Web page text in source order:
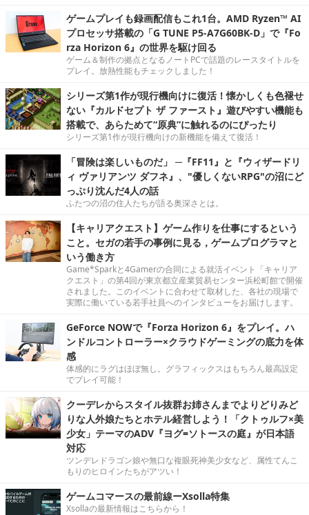
ゲームプレイも録画配信もこれ1台。AMD Ryzen™ AI
プロセッサ搭載の「G TUNE P5-A7G60BK-D」で『Fo
rza Horizon 6』の世界を駆け回る
ゲーム＆制作の拠点となるノートPCで話題のレースタイトルを
プレイ。放熱性能もチェックしました！
シリーズ第1作が現行機向けに復活！懐かしくも色褪せ
ない『カルドセプト ザ ファースト』遊びやすい機能も
搭載で、あらためて“原典”に触れるのにぴったり
シリーズ第1作が現行機向けの新機能を備えて復活！
「冒険は楽しいものだ」 ─『FF11』と『ウィザードリ
ィ ヴァリアンツ ダフネ』、"優しくないRPG"の沼にど
っぷり沈んだ4人の話
ふたつの沼の住人たちが語る奥深さとは。
【キャリアクエスト】ゲーム作りを仕事にするという
こと。セガの若手の事例に見る，ゲームプログラマと
いう働き方
Game*Sparkと4Gamerの合同による就活イベント「キャリア
クエスト」の第4回が東京都立産業貿易センター浜松町館で開催
されました。このイベントに合わせて取材した、各社の現場で
実際に働いている若手社員へのインタビューをお届けします。
GeForce NOWで『Forza Horizon 6』をプレイ。ハ
ンドルコントローラー×クラウドゲーミングの底力を体
感
体感的にラグはほぼ無し。グラフィックスはもちろん最高設定
でプレイ可能！
クーデレからスタイル抜群お姉さんまでよりどりみど
りな人外娘たちとホテル経営しよう！「クトゥルフ×美
少女」テーマのADV『ヨグ=ソトースの庭』が日本語
対応
ツンデレドラゴン娘や無口な複眼死神美少女など、属性てんこ
もりのヒロインたちがアツい！
ゲームコマースの最前線ーXsolla特集
Xsollaの最新情報はこちらから！